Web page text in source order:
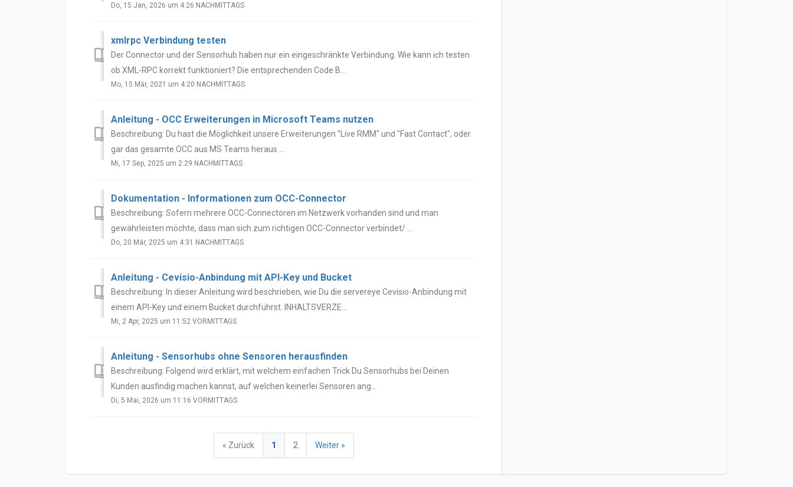
Do, 15 Jan, 2026 um 4:26 NACHMITTAGS
xmlrpc Verbindung testen
Der Connector und der Sensorhub haben nur ein eingeschränkte Verbindung. Wie kann ich testen
ob XML-RPC korrekt funktioniert? Die entsprechenden Code B...
Mo, 15 Mär, 2021 um 4:20 NACHMITTAGS
Anleitung - OCC Erweiterungen in Microsoft Teams nutzen
Beschreibung: Du hast die Möglichkeit unsere Erweiterungen "Live RMM" und "Fast Contact", oder
gar das gesamte OCC aus MS Teams heraus ...
Mi, 17 Sep, 2025 um 2:29 NACHMITTAGS
Dokumentation - Informationen zum OCC-Connector
Beschreibung: Sofern mehrere OCC-Connectoren im Netzwerk vorhanden sind und man
gewährleisten möchte, dass man sich zum richtigen OCC-Connector verbindet/ ...
Do, 20 Mär, 2025 um 4:31 NACHMITTAGS
Anleitung - Cevisio-Anbindung mit API-Key und Bucket
Beschreibung: In dieser Anleitung wird beschrieben, wie Du die servereye Cevisio-Anbindung mit
einem API-Key und einem Bucket durchführst. INHALTSVERZE...
Mi, 2 Apr, 2025 um 11:52 VORMITTAGS
Anleitung - Sensorhubs ohne Sensoren herausfinden
Beschreibung: Folgend wird erklärt, mit welchem einfachen Trick Du Sensorhubs bei Deinen
Kunden ausfindig machen kannst, auf welchen keinerlei Sensoren ang...
Di, 5 Mai, 2026 um 11:16 VORMITTAGS
« Zurück 1 2 Weiter »